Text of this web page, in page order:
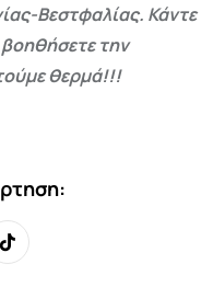
Βεστφαλίας. Κάντε
την
θερμά!!!
Tiktok